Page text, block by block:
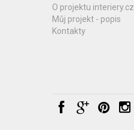
O projektu interiery.cz
Můj projekt - popis
Kontakty